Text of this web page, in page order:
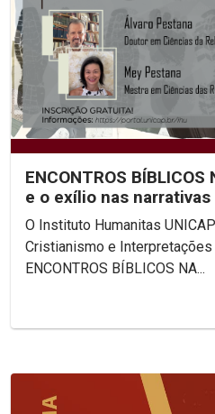
ENCONTROS BÍBLICOS
e o exílio nas
O Instituto Humanitas
Cristianismo e
ENCONTROS BÍBLICOS NA...